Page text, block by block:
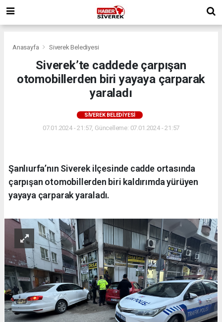
Anasayfa Siverek Belediyesi
Siverek’te caddede çarpışan
otomobillerden biri yayaya çarparak
yaraladı
SIVEREK BELEDIYESI
07.01.2024 - 21:57, Güncelleme: 07.01.2024 - 21:57
Şanlıurfa’nın Siverek ilçesinde cadde ortasında
çarpışan otomobillerden biri kaldırımda yürüyen
yayaya çarparak yaraladı.